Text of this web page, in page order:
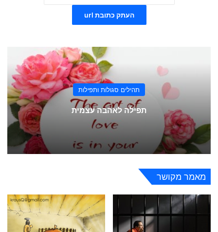
העתק כתובת url
תהילים סגולות ותפילות
תפילה לאהבה עצמית
מאמר מקושר